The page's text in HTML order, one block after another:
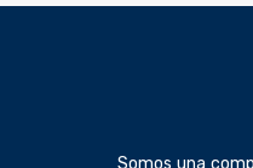
Somos una